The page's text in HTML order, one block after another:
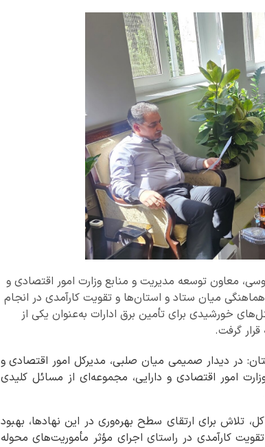
معاون توسعه مدیریت و منابع وزارت امور اقتصادی و
هماهنگی میان ستاد و استان‌ها و تقویت کارآمدی در انجام
خورشیدی برای تأمین برق ادارات به‌عنوان یکی از
گرفت.
در دیدار صمیمی میان صلبی، مدیرکل امور اقتصادی و
امور اقتصادی و دارایی، مجموعه‌ای از مسائل کلیدی
تلاش برای ارتقای سطح بهره‌وری در این نهادها، بهبود
کارآمدی در راستای اجرای مؤثر مأموریت‌های محوله